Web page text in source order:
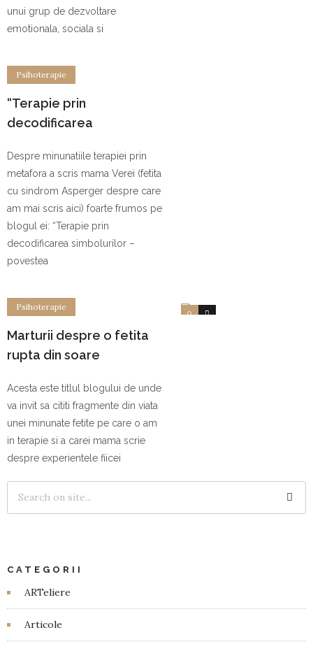
unui grup de dezvoltare
emotionala, sociala si
Psihoterapie
“Terapie prin
decodificarea
copacului frumos si
(ne)ciudat”
Despre minunatiile terapiei prin
metafora a scris mama Verei (fetita
cu sindrom Asperger despre care
am mai scris aici) foarte frumos pe
blogul ei: “Terapie prin
decodificarea simbolurilor –
povestea
0 0
Psihoterapie
Marturii despre o fetita
rupta din soare
Acesta este titlul blogului de unde
va invit sa cititi fragmente din viata
unei minunate fetite pe care o am
in terapie si a carei mama scrie
despre experientele fiicei
CATEGORII
ARTeliere
Articole